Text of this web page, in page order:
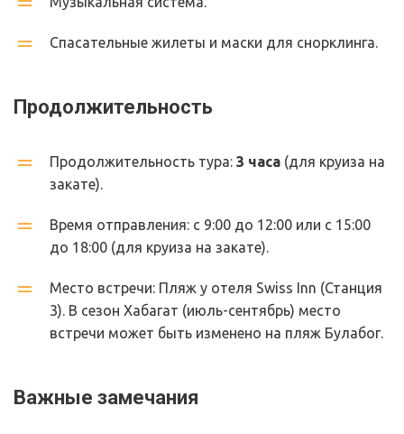
Спасательные жилеты и маски для снорклинга.
Продолжительность
Продолжительность тура: 3 часа (для круиза на
закате).
Время отправления: с 9:00 до 12:00 или с 15:00
до 18:00 (для круиза на закате).
Место встречи: Пляж у отеля Swiss Inn (Станция
3). В сезон Хабагат (июль-сентябрь) место
встречи может быть изменено на пляж Булабог.
Важные замечания